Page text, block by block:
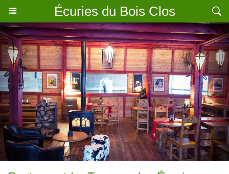
Écuries du Bois Clos